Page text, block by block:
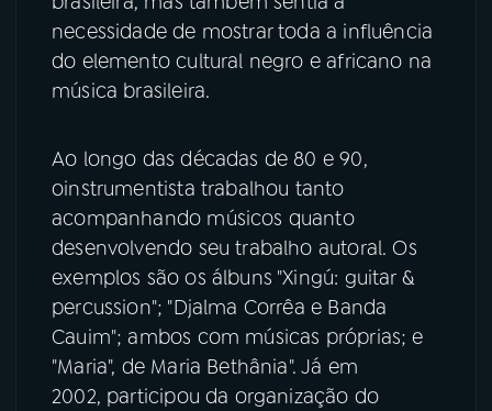
necessidade de mostrar toda a influência
do elemento cultural negro e africano na
música brasileira.
Ao longo das décadas de 80 e 90,
oinstrumentista trabalhou tanto
acompanhando músicos quanto
desenvolvendo seu trabalho autoral. Os
exemplos são os álbuns "Xingú: guitar &
percussion"; "Djalma Corrêa e Banda
Cauim"; ambos com músicas próprias; e
"Maria", de Maria Bethânia". Já em
2002, participou da organização do